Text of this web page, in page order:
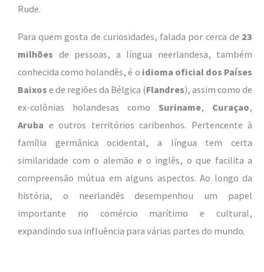
Rude.
Para quem gosta de curiosidades, falada por cerca de 23
milhões de pessoas, a língua neerlandesa, também
conhecida como holandês, é o idioma oficial dos Países
Baixos e de regiões da Bélgica (Flandres), assim como de
ex-colônias holandesas como Suriname, Curaçao,
Aruba e outros territórios caribenhos. Pertencente à
família germânica ocidental, a língua tem certa
similaridade com o alemão e o inglês, o que facilita a
compreensão mútua em alguns aspectos. Ao longo da
história, o neerlandês desempenhou um papel
importante no comércio marítimo e cultural,
expandindo sua influência para várias partes do mundo.